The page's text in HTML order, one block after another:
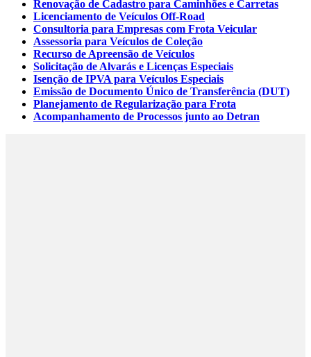
Renovação de Cadastro para Caminhões e Carretas
Licenciamento de Veículos Off-Road
Consultoria para Empresas com Frota Veicular
Assessoria para Veículos de Coleção
Recurso de Apreensão de Veículos
Solicitação de Alvarás e Licenças Especiais
Isenção de IPVA para Veículos Especiais
Emissão de Documento Único de Transferência (DUT)
Planejamento de Regularização para Frota
Acompanhamento de Processos junto ao Detran